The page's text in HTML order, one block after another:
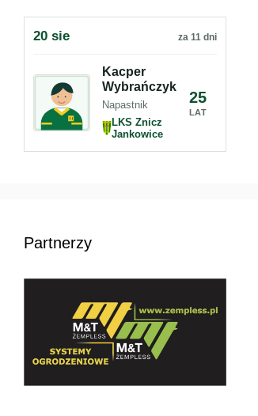
20 sie za 11 dni
Kacper
Wybrańczyk
Napastnik
LKS Znicz
Jankowice
25
LAT
Partnerzy